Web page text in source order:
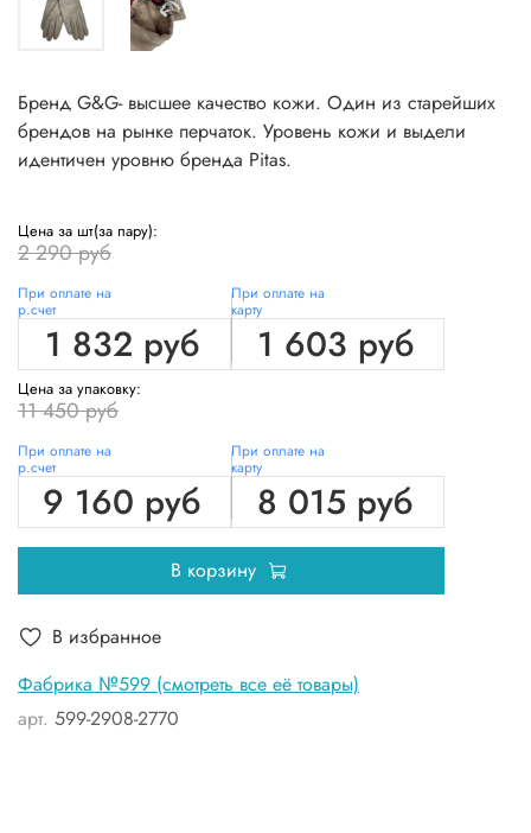
Фабрика №599 (смотреть все её товары)
арт. 599-2908-2770
Бренд G&G- высшее качество кожи. Один из старейших
брендов на рынке перчаток. Уровень кожи и выдели
идентичен уровню бренда Pitas.
Цена за шт(за пару):
2 290 руб
При оплате на
р.счет
1 832 руб
При оплате на
карту
1 603 руб
Цена за упаковку:
11 450 руб
При оплате на
р.счет
9 160 руб
При оплате на
карту
8 015 руб
В корзину
В избранное